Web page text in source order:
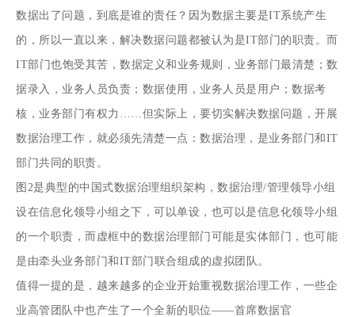
数据出了问题，到底是谁的责任？因为数据主要是IT系统产生
的，所以一直以来，解决数据问题都被认为是IT部门的职责。而
IT部门也饱受其苦，数据定义和业务规则，业务部门最清楚；数
据录入，业务人员负责；数据使用，业务人员是用户；数据考
核，业务部门有权力……但实际上，要切实解决数据问题，开展
数据治理工作，就必须先清楚一点：数据治理，是业务部门和IT
部门共同的职责。
图2是典型的中国式数据治理组织架构，数据治理/管理领导小组
设在信息化领导小组之下，可以单设，也可以是信息化领导小组
的一个职责，而虚框中的数据治理部门可能是实体部门，也可能
是由牵头业务部门和IT部门联合组成的虚拟团队。
值得一提的是，越来越多的企业开始重视数据治理工作，一些企
业高管团队中也产生了一个全新的职位——首席数据官